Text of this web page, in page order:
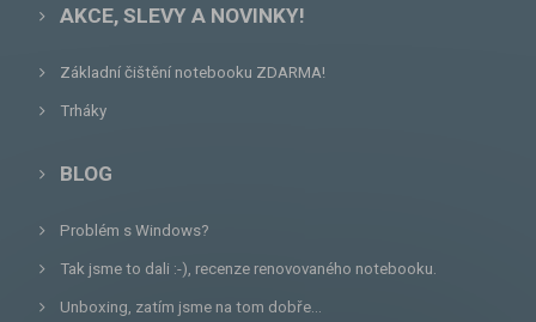
AKCE, SLEVY A NOVINKY!
Základní čištění notebooku ZDARMA!
Trháky
BLOG
Problém s Windows?
Tak jsme to dali :-), recenze renovovaného notebooku.
Unboxing, zatím jsme na tom dobře...